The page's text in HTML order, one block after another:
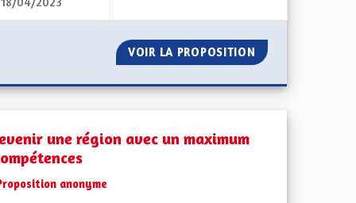
! VOIR LA PROPOSITION L'ATTRACTIVITÉ
une région avec un maximum
anonyme